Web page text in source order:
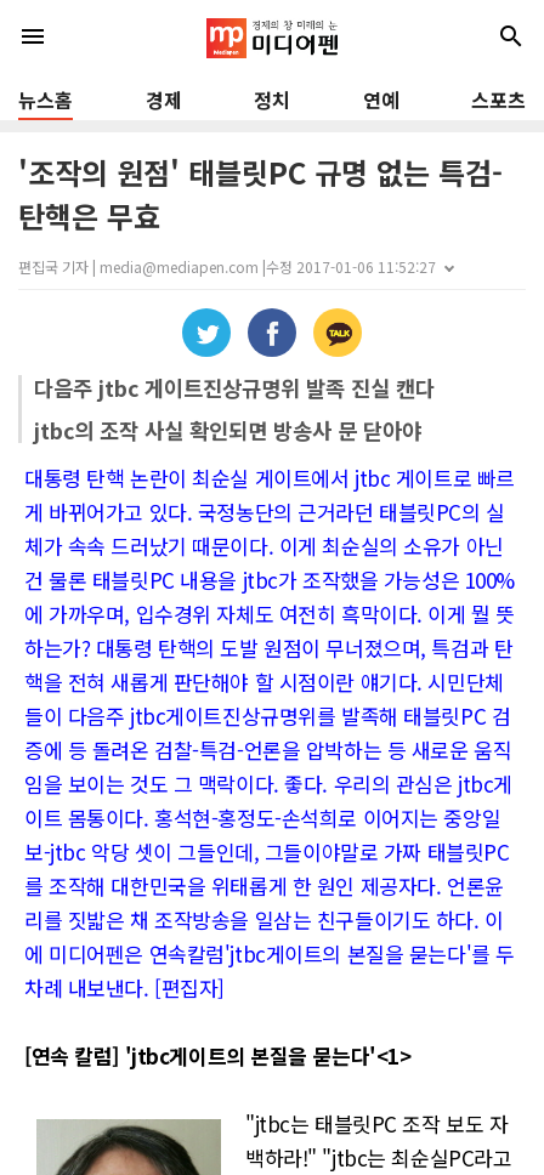
menu search
뉴스홈 경제 정치 연예 스포츠
'조작의 원점' 태블릿PC 규명 없는 특검-
탄핵은 무효
편집국 기자 | media@mediapen.com |수정 2017-01-06 11:52:27
다음주 jtbc 게이트진상규명위 발족 진실 캔다
jtbc의 조작 사실 확인되면 방송사 문 닫아야
대통령 탄핵 논란이 최순실 게이트에서 jtbc 게이트로 빠르
게 바뀌어가고 있다. 국정농단의 근거라던 태블릿PC의 실
체가 속속 드러났기 때문이다. 이게 최순실의 소유가 아닌
건 물론 태블릿PC 내용을 jtbc가 조작했을 가능성은 100%
에 가까우며, 입수경위 자체도 여전히 흑막이다. 이게 뭘 뜻
하는가? 대통령 탄핵의 도발 원점이 무너졌으며, 특검과 탄
핵을 전혀 새롭게 판단해야 할 시점이란 얘기다. 시민단체
들이 다음주 jtbc게이트진상규명위를 발족해 태블릿PC 검
증에 등 돌려온 검찰-특검-언론을 압박하는 등 새로운 움직
임을 보이는 것도 그 맥락이다. 좋다. 우리의 관심은 jtbc게
이트 몸통이다. 홍석현-홍정도-손석희로 이어지는 중앙일
보-jtbc 악당 셋이 그들인데, 그들이야말로 가짜 태블릿PC
를 조작해 대한민국을 위태롭게 한 원인 제공자다. 언론윤
리를 짓밟은 채 조작방송을 일삼는 친구들이기도 하다. 이
에 미디어펜은 연속칼럼'jtbc게이트의 본질을 묻는다'를 두
차례 내보낸다. [편집자]
[연속 칼럼] 'jtbc게이트의 본질을 묻는다'<1>
"jtbc는 태블릿PC 조작 보도 자
백하라!" "jtbc는 최순실PC라고